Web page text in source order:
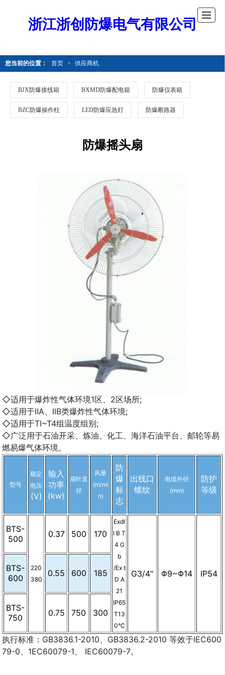
浙江浙创防爆电气有限公司
您当前的位置： 首页 > 供应商机
BJX防爆接线箱 BXMD防爆配电箱 防爆仪表箱
BZC防爆操作柱 LED防爆应急灯 防爆断路器
防爆摇头扇
◇适用于爆炸性气体环境1区、2区场所;
◇适用于IIA、IIB类爆炸性气体环境;
◇适用于TI~T4组温度组别;
◇广泛用于石油开采、炼油、化工、海洋石油平台、邮轮等易
燃易爆气体环境。
型号
额定
电压
(V)
输入
功率
(kw)
扇叶直
径
风量
(m/mi
n)
防
爆
标
志
出线口
螺纹
电缆外径
(mm)
防护
等级
BTS-
500
220
380
0.37 500 170
ExdI
I B T
4 G
b
/Ex t
D A
21
IP65
T13
0°C
G3/4" Φ9~Φ14 IP54
BTS-
600
0.55 600 185
BTS-
750
0.75 750 300
执行标准：GB3836.1-2010、GB3836.2-2010 等效于IEC600
79-0、1EC60079-1、 IEC60079-7。